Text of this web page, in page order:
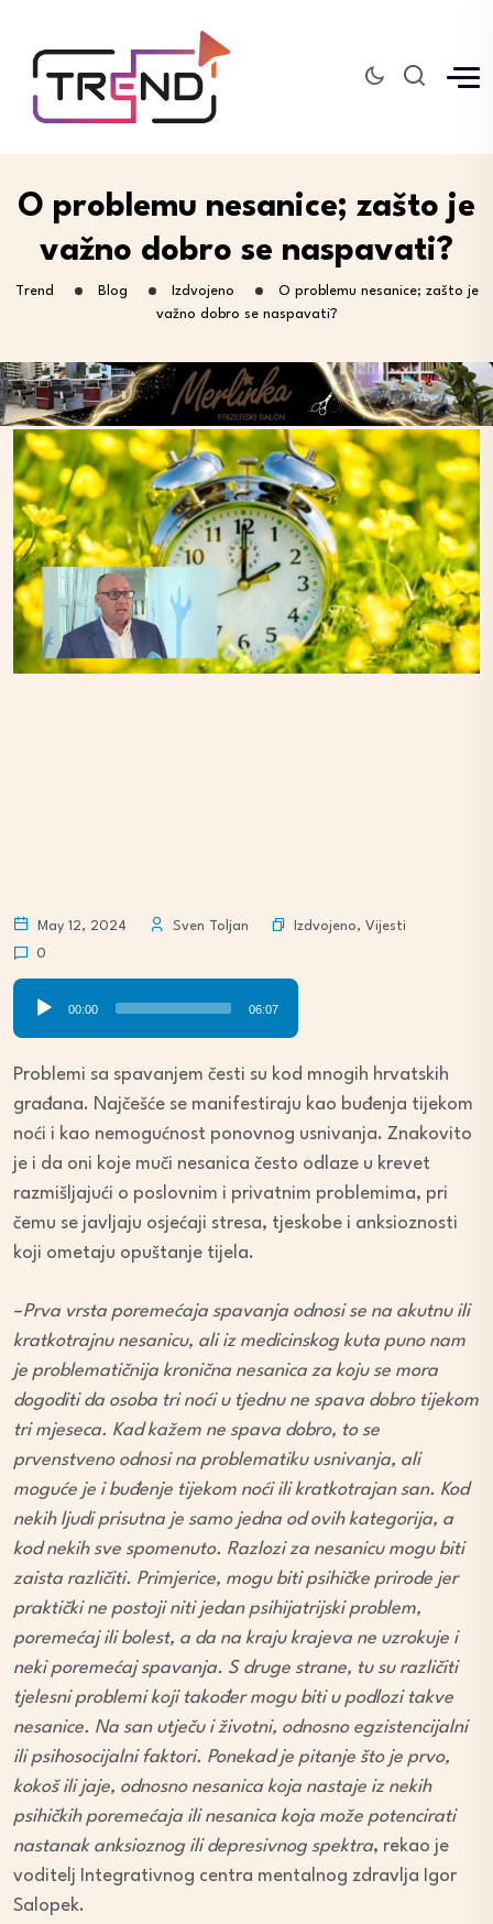
O problemu nesanice; zašto je
važno dobro se naspavati?
Trend Blog Izdvojeno
O problemu nesanice; zašto je
važno dobro se naspavati?
May 12, 2024 Sven Toljan Izdvojeno, Vijesti
0
00:00 06:07
Problemi sa spavanjem česti su kod mnogih hrvatskih
građana. Najčešće se manifestiraju kao buđenja tijekom
noći i kao nemogućnost ponovnog usnivanja. Znakovito
je i da oni koje muči nesanica često odlaze u krevet
razmišljajući o poslovnim i privatnim problemima, pri
čemu se javljaju osjećaji stresa, tjeskobe i anksioznosti
koji ometaju opuštanje tijela.
–Prva vrsta poremećaja spavanja odnosi se na akutnu ili
kratkotrajnu nesanicu, ali iz medicinskog kuta puno nam
je problematičnija kronična nesanica za koju se mora
dogoditi da osoba tri noći u tjednu ne spava dobro tijekom
tri mjeseca. Kad kažem ne spava dobro, to se
prvenstveno odnosi na problematiku usnivanja, ali
moguće je i buđenje tijekom noći ili kratkotrajan san. Kod
nekih ljudi prisutna je samo jedna od ovih kategorija, a
kod nekih sve spomenuto. Razlozi za nesanicu mogu biti
zaista različiti. Primjerice, mogu biti psihičke prirode jer
praktički ne postoji niti jedan psihijatrijski problem,
poremećaj ili bolest, a da na kraju krajeva ne uzrokuje i
neki poremećaj spavanja. S druge strane, tu su različiti
tjelesni problemi koji također mogu biti u podlozi takve
nesanice. Na san utječu i životni, odnosno egzistencijalni
ili psihosocijalni faktori. Ponekad je pitanje što je prvo,
kokoš ili jaje, odnosno nesanica koja nastaje iz nekih
psihičkih poremećaja ili nesanica koja može potencirati
nastanak anksioznog ili depresivnog spektra, rekao je
voditelj Integrativnog centra mentalnog zdravlja Igor
Salopek.